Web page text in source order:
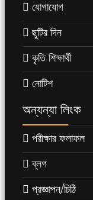
যোগাযোগ
ছুটির দিন
কৃতি শিক্ষার্থী
নোটিশ
অন্যন্যা লিংক
পরীক্ষার ফলাফল
ব্লগ
প্রজ্ঞাপন/চিঠি